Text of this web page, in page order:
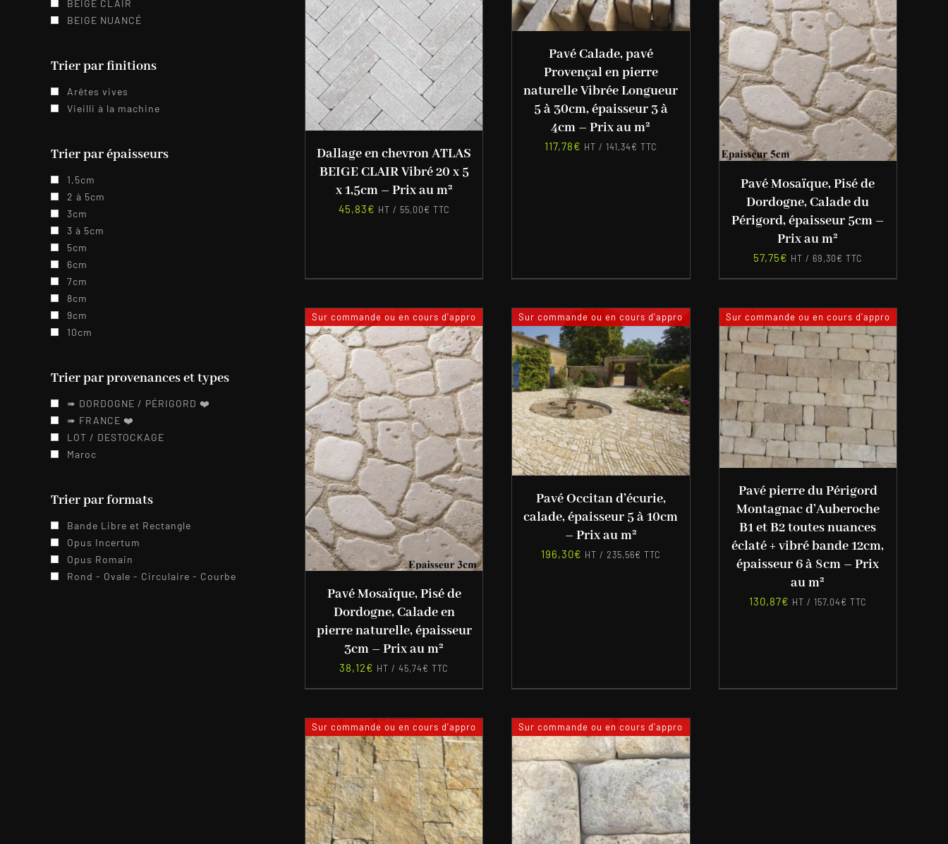
Dallage en chevron ATLAS
BEIGE CLAIR Vibré 20 x 5
x 1,5cm – Prix au m²
45,83€ HT / 55,00€ TTC
Pavé Calade, pavé
Provençal en pierre
naturelle Vibrée Longueur
5 à 30cm, épaisseur 3 à
4cm – Prix au m²
117,78€ HT / 141,34€ TTC
Pavé Mosaïque, Pisé de
Dordogne, Calade du
Périgord, épaisseur 5cm –
Prix au m²
57,75€ HT / 69,30€ TTC
Sur commande ou en cours d'appro
Pavé Mosaïque, Pisé de
Dordogne, Calade en
pierre naturelle, épaisseur
3cm – Prix au m²
38,12€ HT /45,74€ TTC
Sur commande ou en cours d'appro
Pavé Occitan d’écurie,
calade, épaisseur 5 à 10cm
– Prix au m²
196,30€ HT / 235,56€ TTC
Sur commande ou en cours d'appro
Pavé pierre du Périgord
Montagnac d’Auberoche
B1 et B2 toutes nuances
éclaté + vibré bande 12cm,
épaisseur 6 à 8cm – Prix
au m²
130,87€ HT / 157,04€ TTC
Sur commande ou en cours d'appro Sur commande ou en cours d'appro
BEIGE CLAIR
BEIGE NUANCÉ
Trier par finitions
Arêtes vives
Vieilli à la machine
Trier par épaisseurs
1,5cm
2 à 5cm
3cm
3 à 5cm
5cm
6cm
7cm
8cm
9cm
10cm
Trier par provenances et types
➠ DORDOGNE / PÉRIGORD ❤️️
➠ FRANCE ❤️️
LOT / DESTOCKAGE
Maroc
Trier par formats
Bande Libre et Rectangle
Opus Incertum
Opus Romain
Rond - Ovale - Circulaire - Courbe